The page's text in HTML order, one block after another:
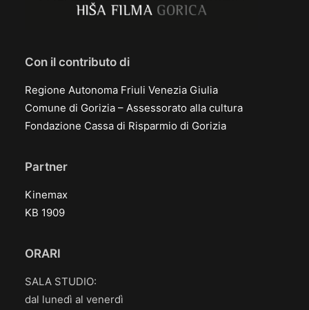
Con il contributo di
Regione Autonoma Friuli Venezia Giulia
Comune di Gorizia – Assessorato alla cultura
Fondazione Cassa di Risparmio di Gorizia
Partner
Kinemax
KB 1909
ORARI
SALA STUDIO:
dal lunedì al venerdì